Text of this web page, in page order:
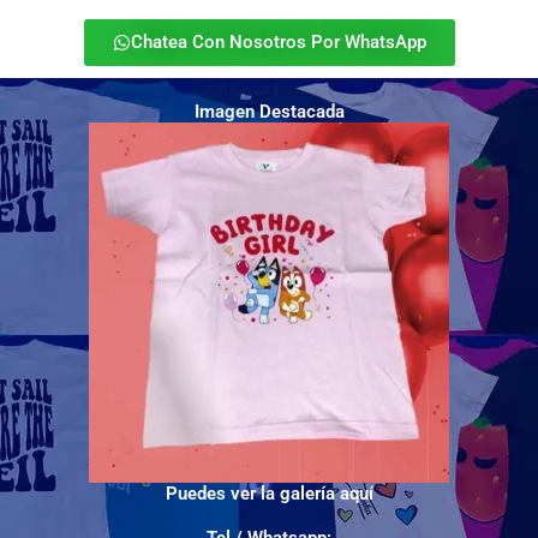
Chatea Con Nosotros Por WhatsApp
Imagen Destacada
Puedes ver la galería aquí